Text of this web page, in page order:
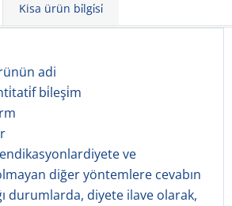
Kisa ürün bi̇lgi̇si̇
adi
bi̇leşi̇m
ve
diğer yöntemlere cevabın
durumlarda, diyete ilave olarak,